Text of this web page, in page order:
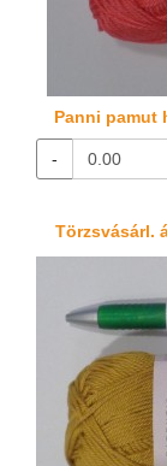
Panni pamut
-
Törzsvásárl.